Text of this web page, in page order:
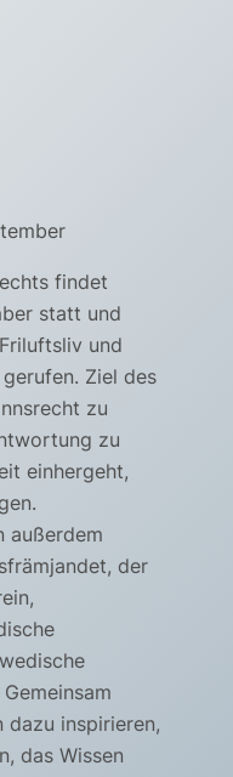
findet
statt und
und
Ziel des
zu
zu
einhergeht,
außerdem
der
dazu inspirieren,
das Wissen